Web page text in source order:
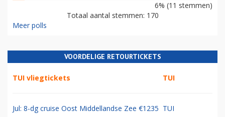
6% (11 stemmen)
Totaal aantal stemmen: 170
Meer polls
VOORDELIGE RETOURTICKETS
TUI vliegtickets TUI
Jul: 8-dg cruise Oost Middellandse Zee €1235 TUI